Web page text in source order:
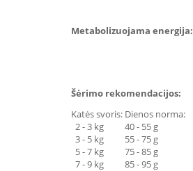
Metabolizuojama energija:
Šėrimo rekomendacijos:
Katės svoris: Dienos norma:
2 - 3 kg 40 - 55 g
3 - 5 kg 55 - 75 g
5 - 7 kg 75 - 85 g
7 - 9 kg 85 - 95 g